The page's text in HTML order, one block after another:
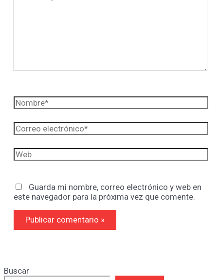
Nombre*
Correo
electrónico*
Web
Guarda mi nombre, correo electrónico y web en
este navegador para la próxima vez que comente.
Buscar